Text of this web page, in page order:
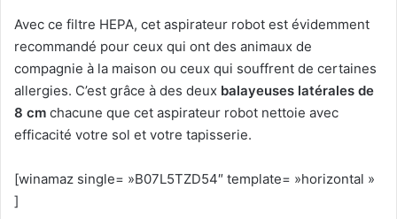
Avec ce filtre HEPA, cet aspirateur robot est évidemment
recommandé pour ceux qui ont des animaux de
compagnie à la maison ou ceux qui souffrent de certaines
allergies. C’est grâce à des deux balayeuses latérales de
8 cm chacune que cet aspirateur robot nettoie avec
efficacité votre sol et votre tapisserie.
[winamaz single= »B07L5TZD54″ template= »horizontal »
]